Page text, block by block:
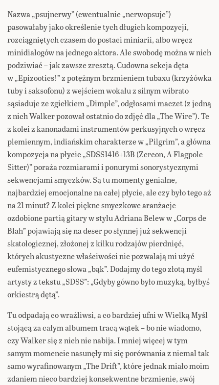
Nazwa „psujnerwy” (ewentualnie „nerwopsuje”)
pasowałaby jako określenie tych długich kompozycji,
rozciągniętych czasem do postaci miniarii, albo wręcz
minidialogów na jednego aktora. Ale swobodę można w nich
podziwiać – jak zawsze zresztą. Cudowna sekcja dęta
w „Epizootics!” z potężnym brzmieniem tubaxu (krzyżówka
tuby i saksofonu) z wejściem wokalu z silnym wibrato
sąsiaduje ze zgiełkiem „Dimple”, odgłosami maczet (z jedną
z nich Walker pozował ostatnio do zdjęć dla „The Wire”). Te
z kolei z kanonadami instrumentów perkusyjnych o wręcz
plemiennym, indiańskim charakterze w „Pilgrim”, a główna
kompozycja na płycie „SDSS1416+13B (Zercon, A Flagpole
Sitter)” poraża rozmiarami i ponurymi sonorystycznymi
sekwencjami smyczków. Są tu momenty genialne,
najbardziej emocjonalne na całej płycie, ale czy było tego aż
na 21 minut? Z kolei piękne smyczkowe aranżacje
ozdobione partią gitary w stylu Adriana Belew w „Corps de
Blah” pojawiają się na deser po słynnej już sekwencji
skatologicznej, złożonej z kilku rodzajów pierdnięć,
których akustyczne właściwości nie pozwalają mi użyć
eufemistycznego słowa „bąk”. Dodajmy do tego złotą myśl
artysty z tekstu „SDSS”: „Gdyby gówno było muzyką, byłbyś
orkiestrą dętą”.
Tu odpadają co wrażliwsi, a co bardziej ufni w Wielką Myśl
stojącą za całym albumem tracą wątek – bo nie wiadomo,
czy Walker się z nich nie nabija. I mniej więcej w tym
samym momencie nasunęły mi się porównania z niemal tak
samo wyrafinowanym „The Drift”, które jednak miało moim
zdaniem nieco bardziej konsekwentne brzmienie, swój